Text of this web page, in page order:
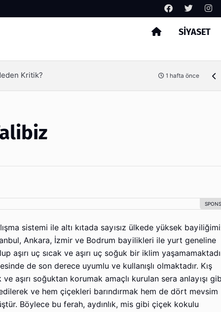
SIYASET
Arama
Kritik? 1 hafta önce
sistemi ile altı kıtada sayısız ülkede yüksek
Ankara, İzmir ve Bodrum bayilikleri ile yurt geneline
aşırı uç sıcak ve aşırı uç soğuk bir iklim
de son derece uyumlu ve kullanışlı olmaktadır. Kış
aşırı soğuktan korumak amaçlı kurulan sera anlayışı
ve hem çiçekleri barındırmak hem de dört mevsim
Böylece bu ferah, aydınlık, mis gibi çiçek kokulu